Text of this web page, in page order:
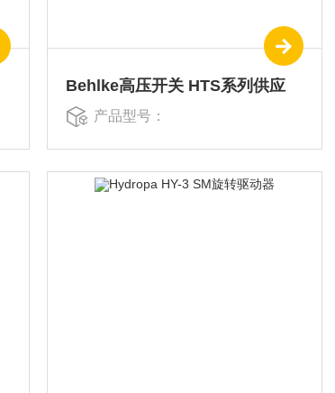
Behlke高压开关 HTS系列供应
产品型号：